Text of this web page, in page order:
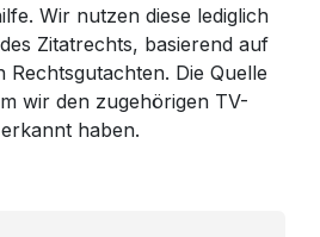
Wir nutzen diese lediglich
Zitatrechts, basierend auf
Rechtsgutachten. Die Quelle
wir den zugehörigen TV-
haben.